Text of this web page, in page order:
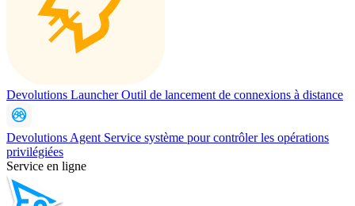
Devolutions Launcher Outil de lancement de connexions à distance
Devolutions Agent Service système pour contrôler les opérations
privilégiées
Service en ligne